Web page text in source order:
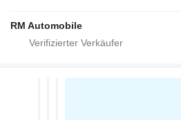
RM Automobile